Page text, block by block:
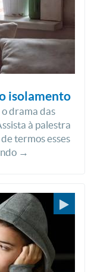
isolamento
drama das
à palestra
termos esses
→